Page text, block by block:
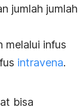
jumlah jumlah
melalui infus
intravena.
bisa